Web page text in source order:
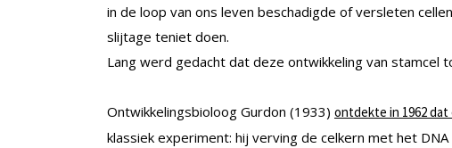
in de loop van ons leven beschadigde of versleten
slijtage teniet doen.
Lang werd gedacht dat deze ontwikkeling van stamcel
Ontwikkelingsbioloog Gurdon (1933) ontdekte in 1962
klassiek experiment: hij verving de celkern met het